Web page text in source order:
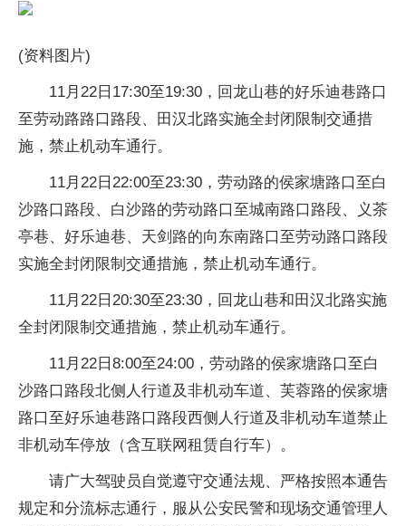
(资料图片)
11月22日17:30至19:30，回龙山巷的好乐迪巷路口
至劳动路路口路段、田汉北路实施全封闭限制交通措
施，禁止机动车通行。
11月22日22:00至23:30，劳动路的侯家塘路口至白
沙路口路段、白沙路的劳动路口至城南路口路段、义茶
亭巷、好乐迪巷、天剑路的向东南路口至劳动路口路段
实施全封闭限制交通措施，禁止机动车通行。
11月22日20:30至23:30，回龙山巷和田汉北路实施
全封闭限制交通措施，禁止机动车通行。
11月22日8:00至24:00，劳动路的侯家塘路口至白
沙路口路段北侧人行道及非机动车道、芙蓉路的侯家塘
路口至好乐迪巷路口路段西侧人行道及非机动车道禁止
非机动车停放（含互联网租赁自行车）。
请广大驾驶员自觉遵守交通法规、严格按照本通告
规定和分流标志通行，服从公安民警和现场交通管理人